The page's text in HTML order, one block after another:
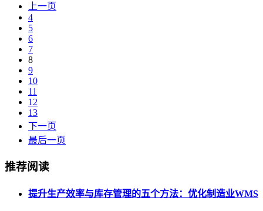
上一页
4
5
6
7
8
9
10
11
12
13
下一页
最后一页
推荐阅读
提升生产效率与库存管理的五个方法：优化制造业WMS